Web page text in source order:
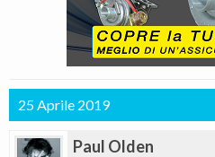
25 Aprile 2019
Paul Olden